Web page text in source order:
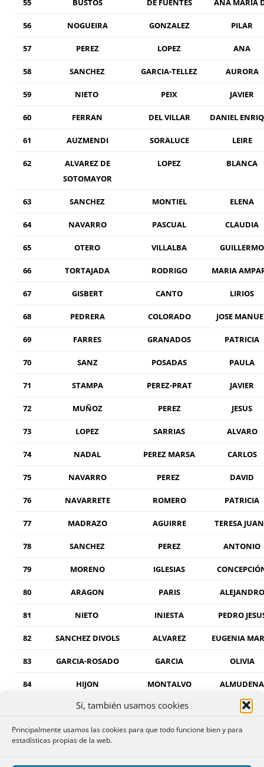
Sí, también usamos cookies
Principalmente usamos las cookies para que todo funcione bien y para
estadísticas propias de la web.
55 BUSTOS DE FUENTES ANA MARIA
56 NOGUEIRA GONZALEZ PILAR
57 PEREZ LOPEZ ANA
58 SANCHEZ GARCIA-TELLEZ AURORA
59 NIETO PEIX JAVIER
60 FERRAN DEL VILLAR DANIEL
61 AUZMENDI SORALUCE LEIRE
62
ALVAREZ DE
SOTOMAYOR
LOPEZ BLANCA
63 SANCHEZ MONTIEL ELENA
64 NAVARRO PASCUAL CLAUDIA
65 OTERO VILLALBA GUILLERMO
66 TORTAJADA RODRIGO MARIA
67 GISBERT CANTO LIRIOS
68 PEDRERA COLORADO JOSE
69 FARRES GRANADOS PATRICIA
70 SANZ POSADAS PAULA
71 STAMPA PEREZ-PRAT JAVIER
72 MUÑOZ PEREZ JESUS
73 LOPEZ SARRIAS ALVARO
74 NADAL PEREZ MARSA CARLOS
75 NAVARRO PEREZ DAVID
76 NAVARRETE ROMERO PATRICIA
77 MADRAZO AGUIRRE TERESA
78 SANCHEZ PEREZ ANTONIO
79 MORENO IGLESIAS
80 ARAGON PARIS ALEJANDRO
81 NIETO INIESTA PEDRO
82 SANCHEZ DIVOLS ALVAREZ EUGENIA
83 GARCIA-ROSADO GARCIA OLIVIA
84 HIJON MONTALVO ALMUDENA
BREA IBAÑEZ MARIA
86 TARRIO ROVIRA
FRANCISCO